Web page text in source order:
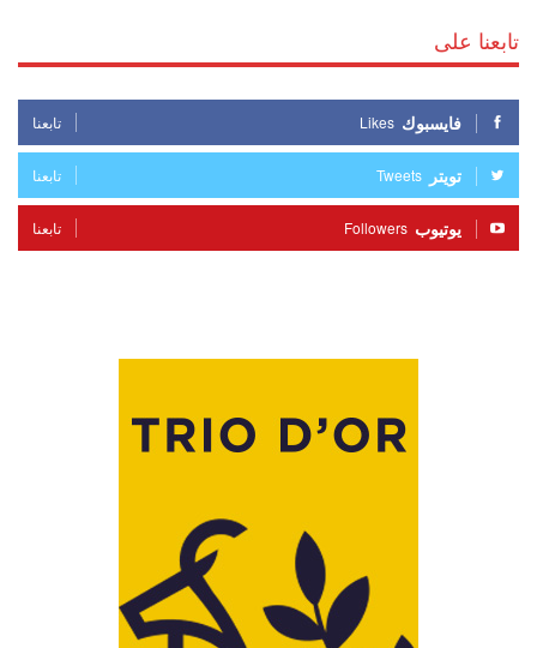
تابعنا على
فايسبوك Likes تابعنا
تويتر Tweets تابعنا
يوتيوب Followers تابعنا